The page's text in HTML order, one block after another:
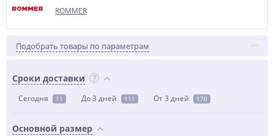
ROMMER
Подобрать товары по параметрам
Сроки доставки
Сегодня 11 До 3 дней 111 От 3 дней 170
Основной размер